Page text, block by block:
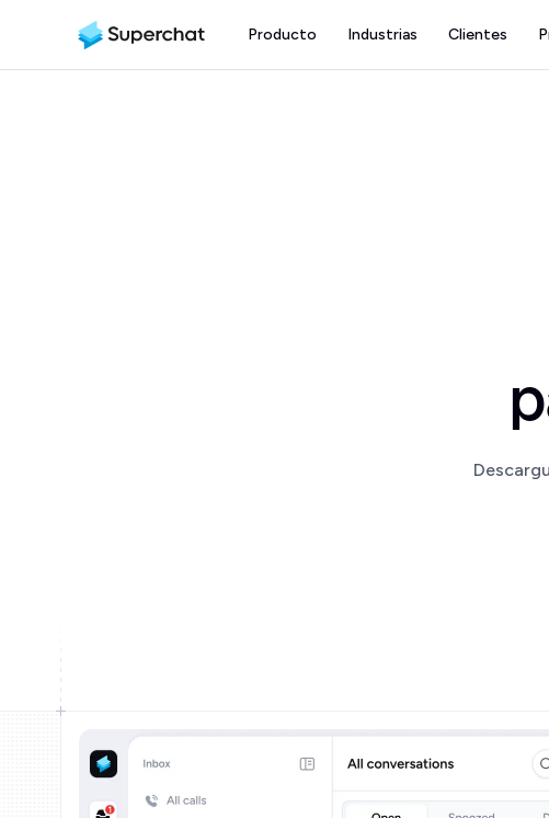
Producto Industrias Clientes